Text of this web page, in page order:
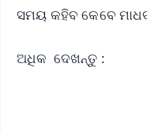
ସମୟ କହିବ କେବେ
ଅଧିକ ଦେଖନ୍ତୁ :